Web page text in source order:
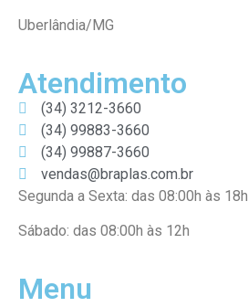
Uberlândia/MG
Atendimento
(34) 3212-3660
(34) 99883-3660
(34) 99887-3660
vendas@braplas.com.br
Segunda a Sexta: das 08:00h às 18h
Sábado: das 08:00h às 12h
Menu